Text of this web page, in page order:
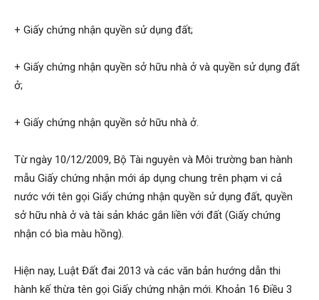
+ Giấy chứng nhận quyền sử dụng đất;
+ Giấy chứng nhận quyền sở hữu nhà ở và quyền sử dụng đất
ở;
+ Giấy chứng nhận quyền sở hữu nhà ở.
Từ ngày 10/12/2009, Bộ Tài nguyên và Môi trường ban hành
mẫu Giấy chứng nhận mới áp dụng chung trên phạm vi cả
nước với tên gọi Giấy chứng nhận quyền sử dụng đất, quyền
sở hữu nhà ở và tài sản khác gắn liền với đất (Giấy chứng
nhận có bìa màu hồng).
Hiện nay, Luật Đất đai 2013 và các văn bản hướng dẫn thi
hành kế thừa tên gọi Giấy chứng nhận mới. Khoản 16 Điều 3